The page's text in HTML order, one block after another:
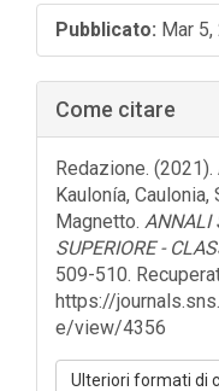
Barra
laterale
dell'articolo
Pubblicato: Mar 5,
Come citare
Redazione.
Kaulonía,
Magnetto. ANNALI
SUPERIORE -
509-510.
https://
e/view/4356
Ulteriori formati di